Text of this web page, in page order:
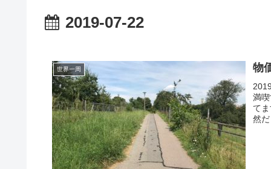
2019-07-22
世界一周 物
満
て
然